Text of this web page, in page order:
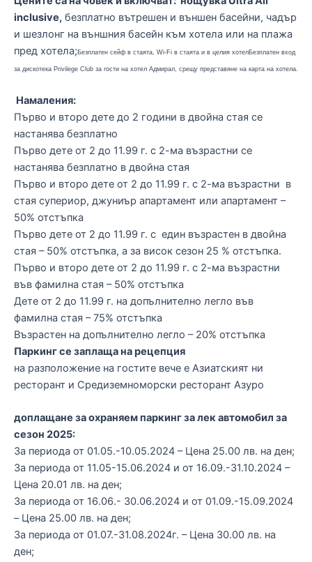
inclusive, безплатно вътрешен и външен басейни, чадър
и шезлонг на външния басейн към хотела или на плажа
пред хотела; Безплатен сейф в стаята, Wi-Fi в стаята и в целия хотелБезплатен вход
за дискотека Privilege Club за гости на хотел Адмирал, срещу представяне на карта на хотела.
Намаления:
Първо и второ дете до 2 години в двойна стая се
настанява безплатно
Първо дете от 2 до 11.99 г. с 2-ма възрастни се
настанява безплатно в двойна стая
Първо и второ дете от 2 до 11.99 г. с 2-ма възрастни в
стая супериор, джуниър апартамент или апартамент –
50% отстъпка
Първо дете от 2 до 11.99 г. с един възрастен в двойна
стая – 50% отстъпка, а за висок сезон 25 % отстъпка.
Първо и второ дете от 2 до 11.99 г. с 2-ма възрастни
във фамилна стая – 50% отстъпка
Дете от 2 до 11.99 г. на допълнително легло във
фамилна стая – 75% отстъпка
Възрастен на допълнително легло – 20% отстъпка
Паркинг се заплаща на рецепция
на разположение на гостите вече е Азиатският ни
ресторант и Средиземноморски ресторант Азуро
доплащане за охраняем паркинг за лек автомобил за
сезон 2025:
За периода от 01.05.-10.05.2024 – Цена 25.00 лв. на ден;
За периода от 11.05-15.06.2024 и от 16.09.-31.10.2024 –
Цена 20.01 лв. на ден;
За периода от 16.06.- 30.06.2024 и от 01.09.-15.09.2024
– Цена 25.00 лв. на ден;
За периода от 01.07.-31.08.2024г. – Цена 30.00 лв. на
ден;